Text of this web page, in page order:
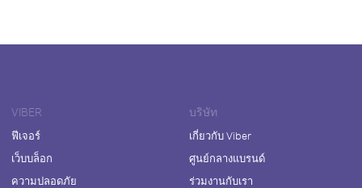
VIBER
ฟีเจอร์
เว็บบล็อก
ความปลอดภัย
บริษัท
เกี่ยวกับ Viber
ศูนย์กลางแบรนด์
ร่วมงานกับเรา